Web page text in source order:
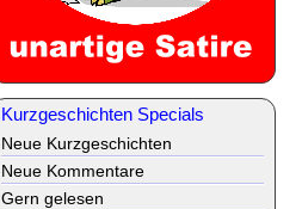
Kurzgeschichten Specials
Neue Kurzgeschichten
Neue Kommentare
Gern gelesen